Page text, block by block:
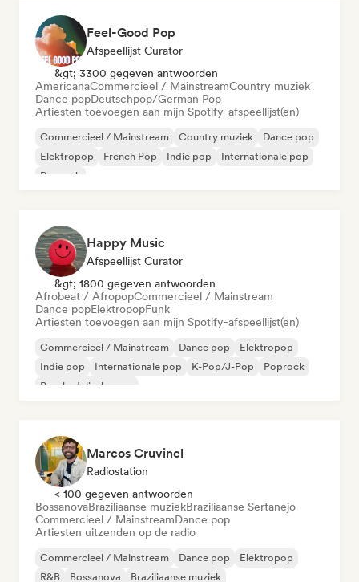
Feel-Good Pop
Afspeellijst Curator
&gt; 3300 gegeven antwoorden
AmericanaCommercieel / MainstreamCountry muziek
Dance popDeutschpop/German Pop
Artiesten toevoegen aan mijn Spotify-afspeellijst(en)
Commercieel / Mainstream Country muziek
Dance pop
Elektropop
French Pop Indie pop
Internationale pop
Poprock
Happy Music
Afspeellijst Curator
&gt; 1800 gegeven antwoorden
Afrobeat / AfropopCommercieel / Mainstream
Dance popElektropopFunk
Artiesten toevoegen aan mijn Spotify-afspeellijst(en)
Commercieel / Mainstream Dance pop
Elektropop
Indie pop
Internationale pop K-Pop/J-Pop
Poprock
Psychedelische pop
Marcos Cruvinel
Radiostation
< 100 gegeven antwoorden
BossanovaBraziliaanse muziekBraziliaanse Sertanejo
Commercieel / MainstreamDance pop
Artiesten uitzenden op de radio
Commercieel / Mainstream Dance pop
Elektropop
R&B
Bossanova Braziliaanse muziek